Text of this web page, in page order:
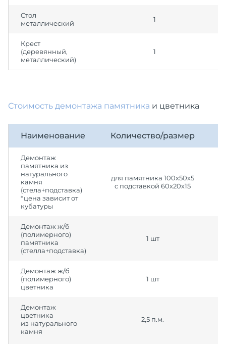
Стол
металлический
1
Крест
(деревянный,
металлический)
1
Стоимость демонтажа памятника и цветника
Наименование Количество/размер
Демонтаж
памятника из
натурального
камня
(стела+подставка)
*цена зависит от
кубатуры
для памятника 100х50х5
с подставкой 60х20х15
Демонтаж ж/б
(полимерного)
памятника
(стелла+подставка)
1 шт
Демонтаж ж/б
(полимерного)
цветника
1 шт
Демонтаж
цветника
из натурального
камня
2,5 п.м.